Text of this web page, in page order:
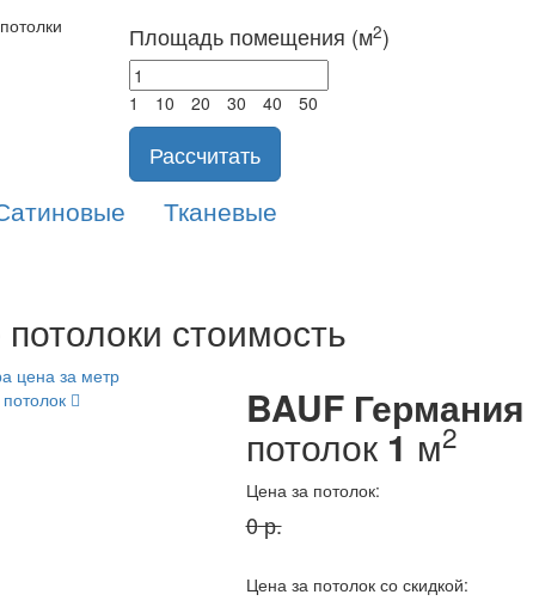
Площадь помещения (м2)
1 10 20 30 40 50
Рассчитать
Тканевые
стоимость
BAUF Германия
потолок 1 м2
Цена за потолок:
0р.
Цена за потолок со скидкой: